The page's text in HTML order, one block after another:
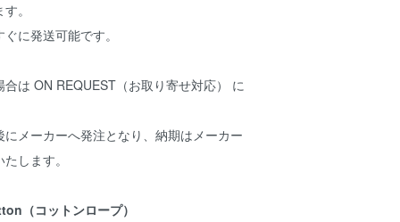
。
に発送可能です。
は ON REQUEST（お取り寄せ対応） に
メーカーへ発注となり、納期はメーカー
します。
（コットンロープ）